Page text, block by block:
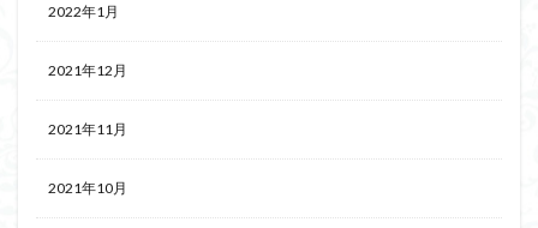
2022年1月
2021年12月
2021年11月
2021年10月